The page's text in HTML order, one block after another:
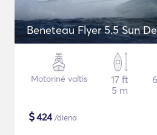
Beneteau Flyer 5.5 Sun
Motorinė valtis
17 ft
5 m
$424/diena